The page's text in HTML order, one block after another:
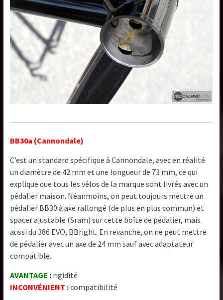
BB30a (Cannondale)
C’est un standard spécifique à Cannondale, avec en réalité
un diamètre de 42 mm et une longueur de 73 mm, ce qui
explique que tous les vélos de la marque sont livrés avec un
pédalier maison. Néanmoins, on peut toujours mettre un
pédalier BB30 à axe rallongé (de plus en plus commun) et
spacer ajustable (Sram) sur cette boîte de pédalier, mais
aussi du 386 EVO, BBright. En revanche, on ne peut mettre
de pédalier avec un axe de 24 mm sauf avec adaptateur
compatible.
AVANTAGE : rigidité
INCONVÉNIENT :compatibilité